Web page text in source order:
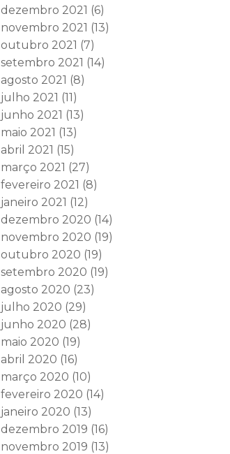
dezembro 2021 (6)
novembro 2021 (13)
outubro 2021 (7)
setembro 2021 (14)
agosto 2021 (8)
julho 2021 (11)
junho 2021 (13)
maio 2021 (13)
abril 2021 (15)
março 2021 (27)
fevereiro 2021 (8)
janeiro 2021 (12)
dezembro 2020 (14)
novembro 2020 (19)
outubro 2020 (19)
setembro 2020 (19)
agosto 2020 (23)
julho 2020 (29)
junho 2020 (28)
maio 2020 (19)
abril 2020 (16)
março 2020 (10)
fevereiro 2020 (14)
janeiro 2020 (13)
dezembro 2019 (16)
novembro 2019 (13)